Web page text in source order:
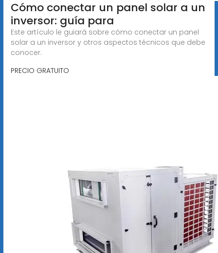
Cómo conectar un panel solar a un
inversor: guía para
Este artículo le guiará sobre cómo conectar un panel
solar a un inversor y otros aspectos técnicos que debe
conocer.
PRECIO GRATUITO